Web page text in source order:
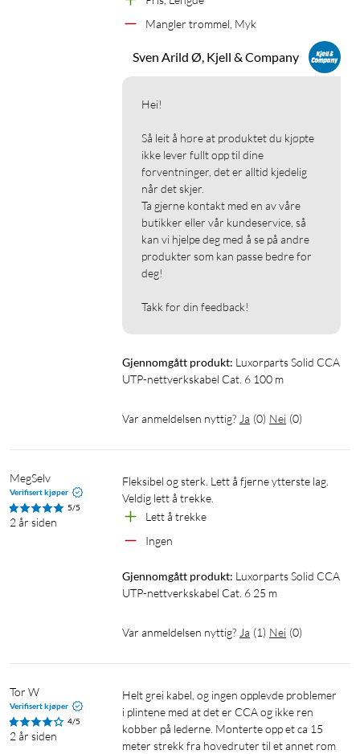
Mangler trommel, Myk
Sven Arild Ø, Kjell & Company
Hei!
Så leit å høre at produktet du kjøpte
ikke lever fullt opp til dine
forventninger, det er alltid kjedelig
når det skjer.
Ta gjerne kontakt med en av våre
butikker eller vår kundeservice, så
kan vi hjelpe deg med å se på andre
produkter som kan passe bedre for
deg!
Takk for din feedback!
Gjennomgått produkt: Luxorparts Solid CCA
UTP-nettverkskabel Cat. 6 100 m
Var anmeldelsen nyttig? Ja (0) Nei (0)
MegSelv
Verifisert kjøper
5/5
2 år siden
Fleksibel og sterk. Lett å fjerne ytterste lag.
Veldig lett å trekke.
Lett å trekke
Ingen
Gjennomgått produkt: Luxorparts Solid CCA
UTP-nettverkskabel Cat. 6 25 m
Var anmeldelsen nyttig? Ja (1) Nei (0)
Tor W
Verifisert kjøper
4/5
2 år siden
Helt grei kabel, og ingen opplevde problemer
i plintene med at det er CCA og ikke ren
kobber på lederne. Monterte opp et ca 15
meter strekk fra hovedruter til et annet rom